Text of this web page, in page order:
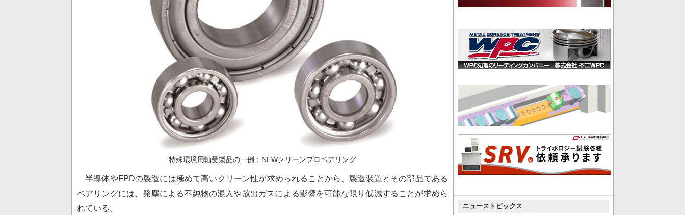
特殊環境用軸受製品の一例：NEWクリーンプロベアリング
半導体やFPDの製造には極めて高いクリーン性が求められることから、製造装置とその部品である
ベアリングには、発塵による不純物の混入や放出ガスによる影響を可能な限り低減することが求めら
れている。
ニューストピックス